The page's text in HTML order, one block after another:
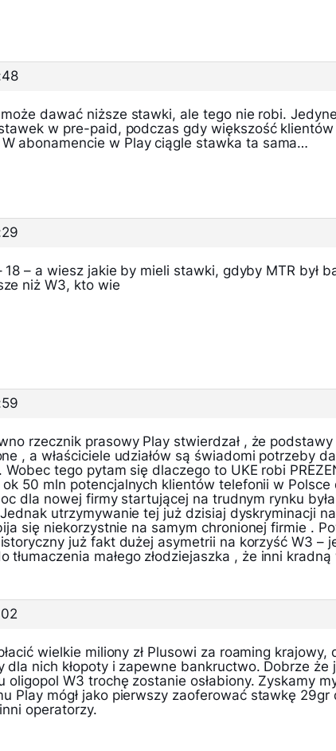
dawać niższe stawki, ale tego nie robi.
w pre-paid, podczas gdy większość
abonamencie w Play ciągle stawka ta sama…
18 – a wiesz jakie by mieli stawki, gdyby MTR był
niż W3, kto wie
rzecznik prasowy Play stwierdzał , że
, a właściciele udziałów są świadomi potrzeby
Wobec tego pytam się dlaczego to UKE robi
ok 50 mln potencjalnych klientów telefonii w
dla nowej firmy startującej na trudnym rynku
utrzymywanie tej już dzisiaj dyskryminacji
się niekorzystnie na samym chronionej firmie .
już fakt dużej asymetrii na korzyść W3 –
tłumaczenia małego złodziejaszka , że inni
wielkie miliony zł Plusowi za roaming krajowy,
dla nich kłopoty i zapewne bankructwo. Dobrze
oligopol W3 trochę zostanie osłabiony. Zyskamy
Play mógł jako pierwszy zaoferować stawkę
operatorzy.